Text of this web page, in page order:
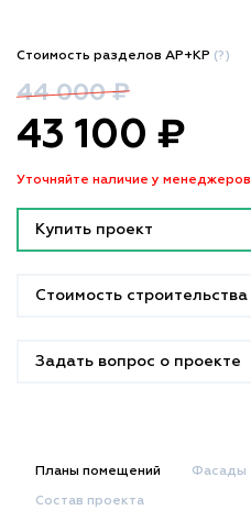
Стоимость разделов АР+КР (?)
44 000 ₽
43 100 ₽
Уточняйте наличие у менеджеров
Купить проект
Стоимость строительства
Задать вопрос о проекте
Планы помещений Фасады
Состав проекта